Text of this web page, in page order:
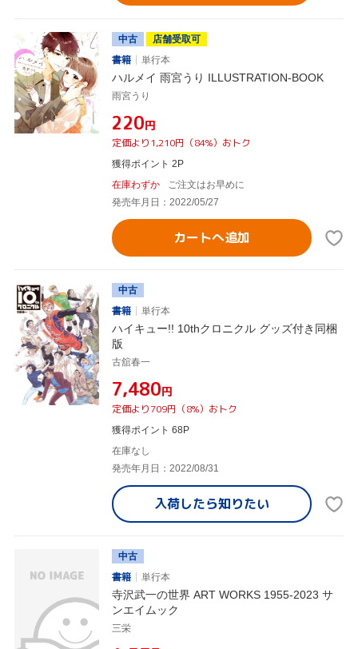
中古
店舗受取可
書籍
単行本
ハルメイ 雨宮うり ILLUSTRATION-BOOK
雨宮うり
¥220円
定価より1,210円（84%）おトク
獲得ポイント 2P
在庫わずか
ご注文はお早めに
発売年月日：2022/05/27
カートへ追加
中古
書籍
単行本
ハイキュー!! 10thクロニクル グッズ付き同梱
版
古舘春一
¥7,480円
定価より709円（8%）おトク
獲得ポイント 68P
在庫なし
発売年月日：2022/08/31
入荷したら知りたい
中古
書籍
単行本
寺沢武一の世界 ART WORKS 1955-2023 サ
ンエイムック
三栄